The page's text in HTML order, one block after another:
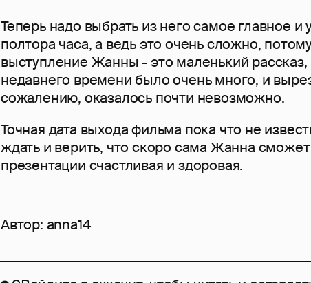
Теперь надо выбрать из него самое главное и
полтора часа, а ведь это очень сложно,
выступление Жанны - это маленький рассказ,
недавнего времени было очень много, и
сожалению, оказалось почти невозможно.
Точная дата выхода фильма пока что не
ждать и верить, что скоро сама Жанна
презентации счастливая и здоровая.
Автор: anna14